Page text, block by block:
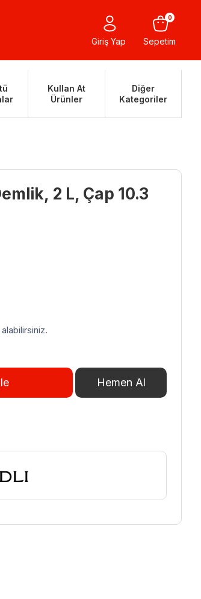
Giriş Yap Sepetim
0
Kullan At
Ürünler
Diğer
Kategoriler
2 L, Çap 10.3
Hemen Al